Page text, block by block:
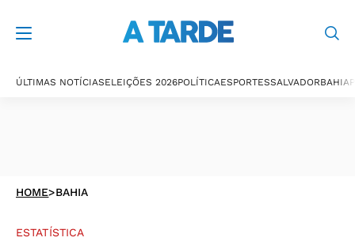
ÚLTIMAS NOTÍCIASELEIÇÕES 2026POLÍTICAESPORTESSALVADORBAHIA
HOME>BAHIA
ESTATÍSTICA